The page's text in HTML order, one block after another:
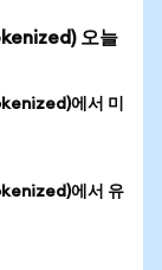
오늘
에서 미
에서 유